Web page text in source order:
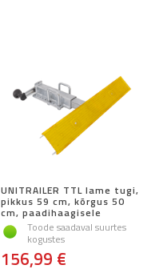
UNITRAILER TTL lame tugi,
pikkus 59 cm, kõrgus 50
cm, paadihaagisele
Toode saadaval suurtes
kogustes
156,99 €